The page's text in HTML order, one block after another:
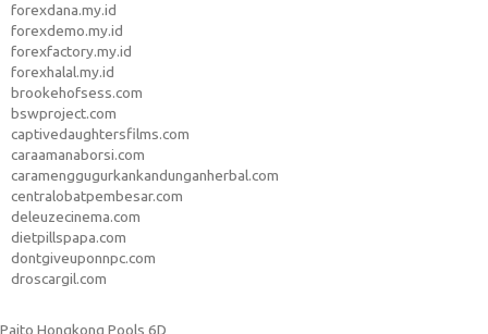
forexdana.my.id
forexdemo.my.id
forexfactory.my.id
forexhalal.my.id
brookehofsess.com
bswproject.com
captivedaughtersfilms.com
caraamanaborsi.com
caramenggugurkankandunganherbal.com
centralobatpembesar.com
deleuzecinema.com
dietpillspapa.com
dontgiveuponnpc.com
droscargil.com
Paito Hongkong Pools 6D